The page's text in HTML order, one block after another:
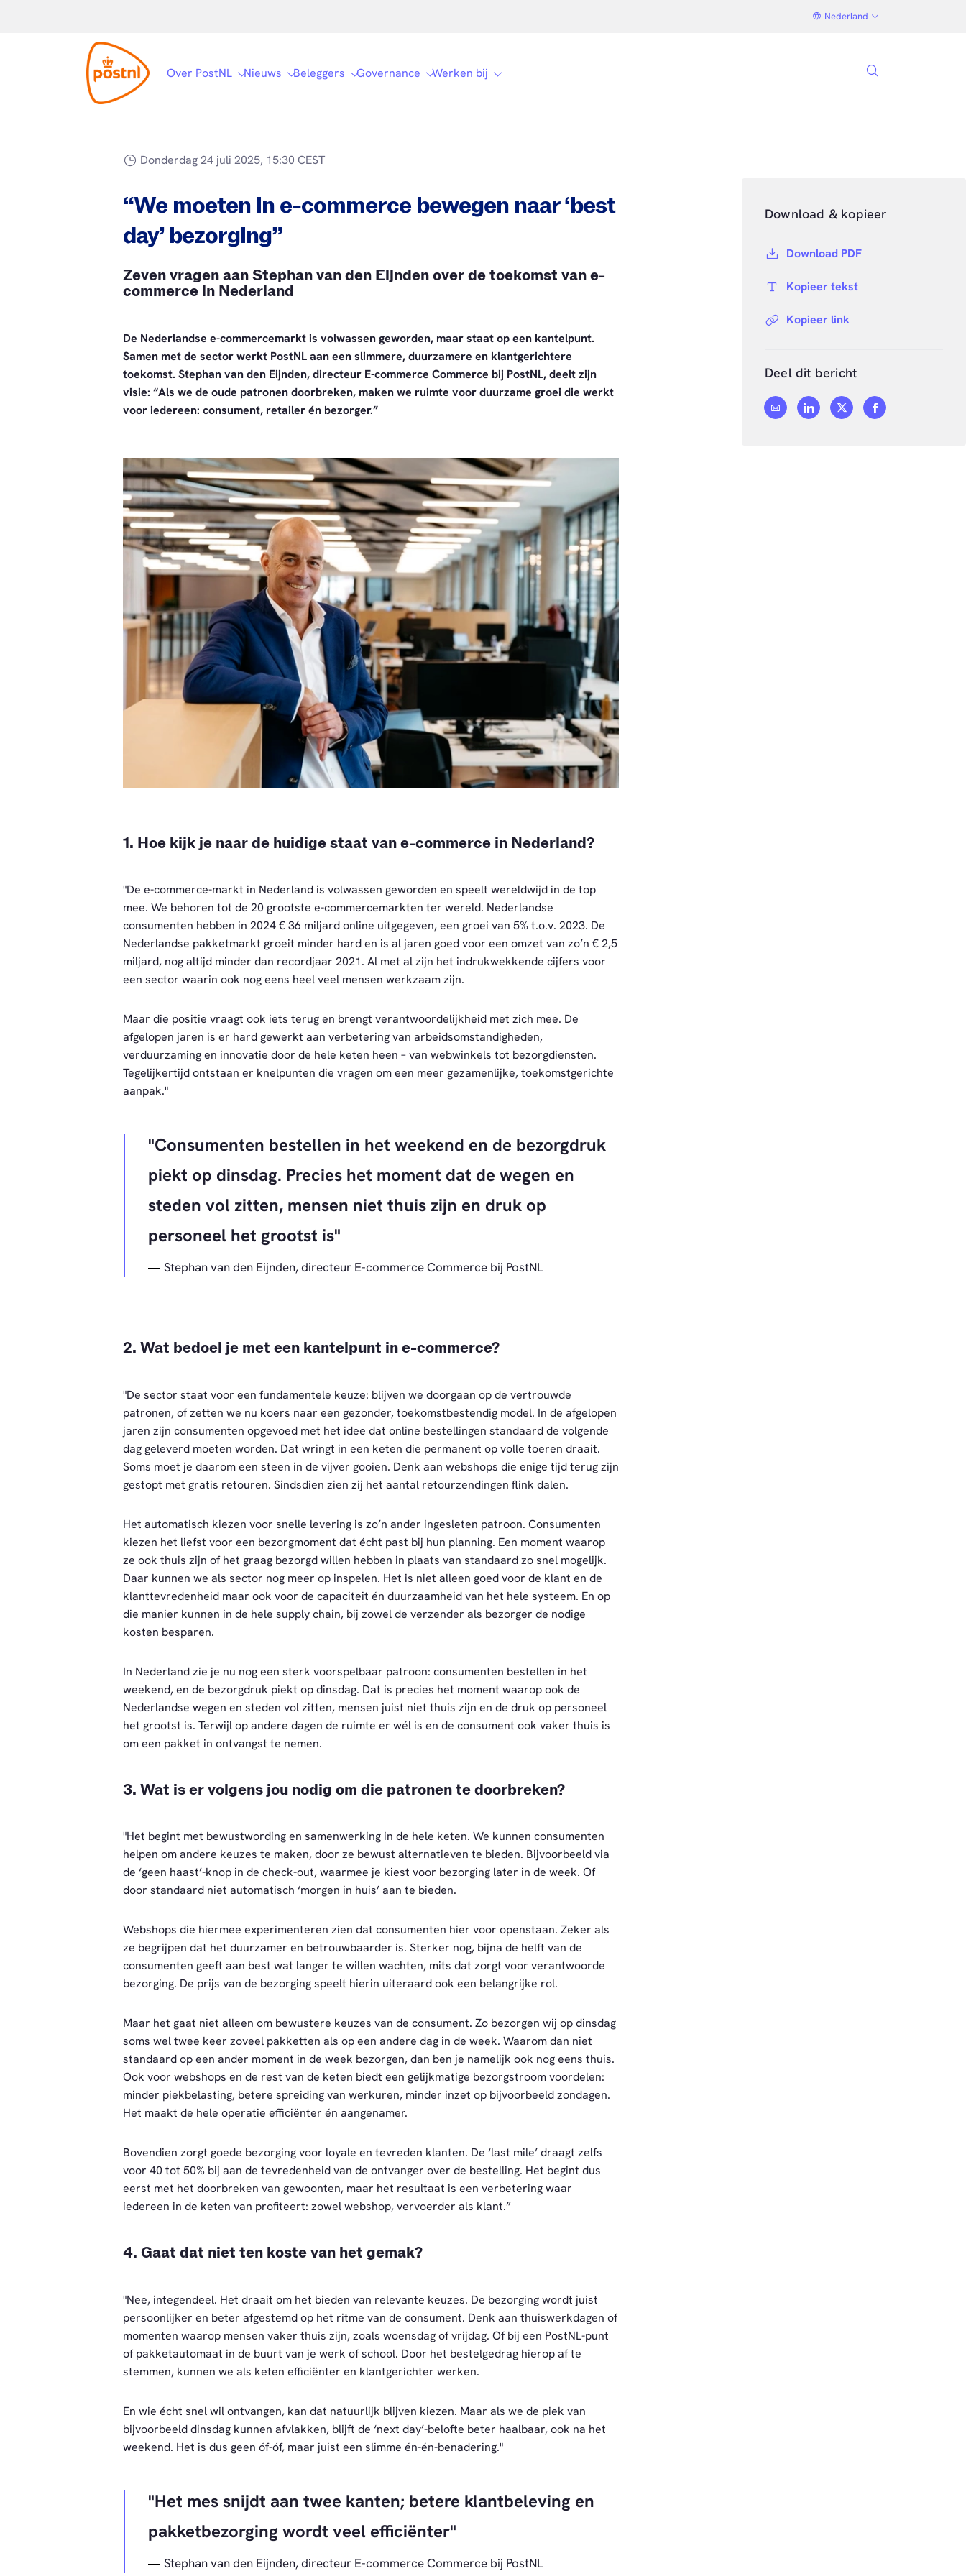
Nederland
Nieuws
Over PostNL Beleggers Governance Werken bij
Donderdag 24 juli 2025, 15:30 CEST
“We moeten in e-commerce bewegen naar ‘best
day’ bezorging”
Zeven vragen aan Stephan van den Eijnden over de toekomst van e-
commerce in Nederland
De Nederlandse e-commercemarkt is volwassen geworden, maar staat op een kantelpunt.
Samen met de sector werkt PostNL aan een slimmere, duurzamere en klantgerichtere
toekomst. Stephan van den Eijnden, directeur E-commerce Commerce bij PostNL, deelt zijn
visie: “Als we de oude patronen doorbreken, maken we ruimte voor duurzame groei die werkt
voor iedereen: consument, retailer én bezorger.”
1. Hoe kijk je naar de huidige staat van e-commerce in Nederland?
"De e-commerce-markt in Nederland is volwassen geworden en speelt wereldwijd in de top
mee. We behoren tot de 20 grootste e-commercemarkten ter wereld. Nederlandse
consumenten hebben in 2024 € 36 miljard online uitgegeven, een groei van 5% t.o.v. 2023. De
Nederlandse pakketmarkt groeit minder hard en is al jaren goed voor een omzet van zo’n € 2,5
miljard, nog altijd minder dan recordjaar 2021. Al met al zijn het indrukwekkende cijfers voor
een sector waarin ook nog eens heel veel mensen werkzaam zijn.
Maar die positie vraagt ook iets terug en brengt verantwoordelijkheid met zich mee. De
afgelopen jaren is er hard gewerkt aan verbetering van arbeidsomstandigheden,
verduurzaming en innovatie door de hele keten heen – van webwinkels tot bezorgdiensten.
Tegelijkertijd ontstaan er knelpunten die vragen om een meer gezamenlijke, toekomstgerichte
aanpak."
Consumenten bestellen in het weekend en de bezorgdruk
piekt op dinsdag. Precies het moment dat de wegen en
steden vol zitten, mensen niet thuis zijn en druk op
personeel het grootst is
Stephan van den Eijnden, directeur E-commerce Commerce bij PostNL
2. Wat bedoel je met een kantelpunt in e-commerce?
"De sector staat voor een fundamentele keuze: blijven we doorgaan op de vertrouwde
patronen, of zetten we nu koers naar een gezonder, toekomstbestendig model. In de afgelopen
jaren zijn consumenten opgevoed met het idee dat online bestellingen standaard de volgende
dag geleverd moeten worden. Dat wringt in een keten die permanent op volle toeren draait.
Soms moet je daarom een steen in de vijver gooien. Denk aan webshops die enige tijd terug zijn
gestopt met gratis retouren. Sindsdien zien zij het aantal retourzendingen flink dalen.
Het automatisch kiezen voor snelle levering is zo’n ander ingesleten patroon. Consumenten
kiezen het liefst voor een bezorgmoment dat écht past bij hun planning. Een moment waarop
ze ook thuis zijn of het graag bezorgd willen hebben in plaats van standaard zo snel mogelijk.
Daar kunnen we als sector nog meer op inspelen. Het is niet alleen goed voor de klant en de
klanttevredenheid maar ook voor de capaciteit én duurzaamheid van het hele systeem. En op
die manier kunnen in de hele supply chain, bij zowel de verzender als bezorger de nodige
kosten besparen.
In Nederland zie je nu nog een sterk voorspelbaar patroon: consumenten bestellen in het
weekend, en de bezorgdruk piekt op dinsdag. Dat is precies het moment waarop ook de
Nederlandse wegen en steden vol zitten, mensen juist niet thuis zijn en de druk op personeel
het grootst is. Terwijl op andere dagen de ruimte er wél is en de consument ook vaker thuis is
om een pakket in ontvangst te nemen.
3. Wat is er volgens jou nodig om die patronen te doorbreken?
"Het begint met bewustwording en samenwerking in de hele keten. We kunnen consumenten
helpen om andere keuzes te maken, door ze bewust alternatieven te bieden. Bijvoorbeeld via
de ‘geen haast’-knop in de check-out, waarmee je kiest voor bezorging later in de week. Of
door standaard niet automatisch ‘morgen in huis’ aan te bieden.
Webshops die hiermee experimenteren zien dat consumenten hier voor openstaan. Zeker als
ze begrijpen dat het duurzamer en betrouwbaarder is. Sterker nog, bijna de helft van de
consumenten geeft aan best wat langer te willen wachten, mits dat zorgt voor verantwoorde
bezorging. De prijs van de bezorging speelt hierin uiteraard ook een belangrijke rol.
Maar het gaat niet alleen om bewustere keuzes van de consument. Zo bezorgen wij op dinsdag
soms wel twee keer zoveel pakketten als op een andere dag in de week. Waarom dan niet
standaard op een ander moment in de week bezorgen, dan ben je namelijk ook nog eens thuis.
Ook voor webshops en de rest van de keten biedt een gelijkmatige bezorgstroom voordelen:
minder piekbelasting, betere spreiding van werkuren, minder inzet op bijvoorbeeld zondagen.
Het maakt de hele operatie efficiënter én aangenamer.
Bovendien zorgt goede bezorging voor loyale en tevreden klanten. De ‘last mile’ draagt zelfs
voor 40 tot 50% bij aan de tevredenheid van de ontvanger over de bestelling. Het begint dus
eerst met het doorbreken van gewoonten, maar het resultaat is een verbetering waar
iedereen in de keten van profiteert: zowel webshop, vervoerder als klant.”
4. Gaat dat niet ten koste van het gemak?
"Nee, integendeel. Het draait om het bieden van relevante keuzes. De bezorging wordt juist
persoonlijker en beter afgestemd op het ritme van de consument. Denk aan thuiswerkdagen of
momenten waarop mensen vaker thuis zijn, zoals woensdag of vrijdag. Of bij een PostNL-punt
of pakketautomaat in de buurt van je werk of school. Door het bestelgedrag hierop af te
stemmen, kunnen we als keten efficiënter en klantgerichter werken.
En wie écht snel wil ontvangen, kan dat natuurlijk blijven kiezen. Maar als we de piek van
bijvoorbeeld dinsdag kunnen afvlakken, blijft de ‘next day’-belofte beter haalbaar, ook na het
weekend. Het is dus geen óf-óf, maar juist een slimme én-én-benadering."
Het mes snijdt aan twee kanten; betere klantbeleving en
pakketbezorging wordt veel efficiënter
Stephan van den Eijnden, directeur E-commerce Commerce bij PostNL
Download & kopieer
Download PDF
Kopieer tekst
Kopieer link
Deel dit bericht